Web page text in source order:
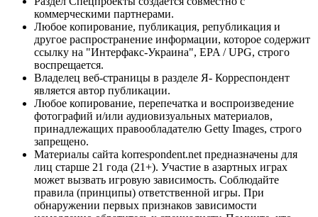
коммерческими партнерами.
Любое копирование, публикация, републикация и
другое распространение информации, которое содержит
ссылку на "Интерфакс-Украина", EPA / UPG, строго
воспрещается.
Владелец веб-страницы в разделе Я- Корреспондент
является автор публикации.
Любое копирование, перепечатка и воспроизведение
фотографий и/или аудиовизуальных материалов,
принадлежащих правообладателю Getty Images, строго
запрещено.
Материалы сайта korrespondent.net предназначены для
лиц старше 21 года (21+). Участие в азартных играх
может вызвать игровую зависимость. Соблюдайте
правила (принципы) ответственной игры. При
обнаружении первых признаков зависимости